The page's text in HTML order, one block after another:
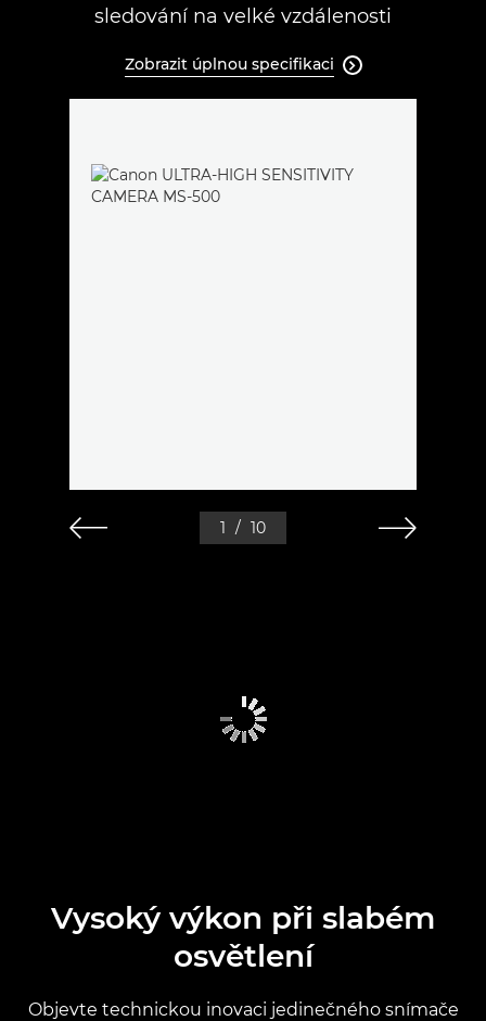
sledování na velké vzdálenosti
Zobrazit úplnou specifikaci 
1 / 10
Vysoký výkon při slabém
osvětlení
Objevte technickou inovaci jedinečného snímače